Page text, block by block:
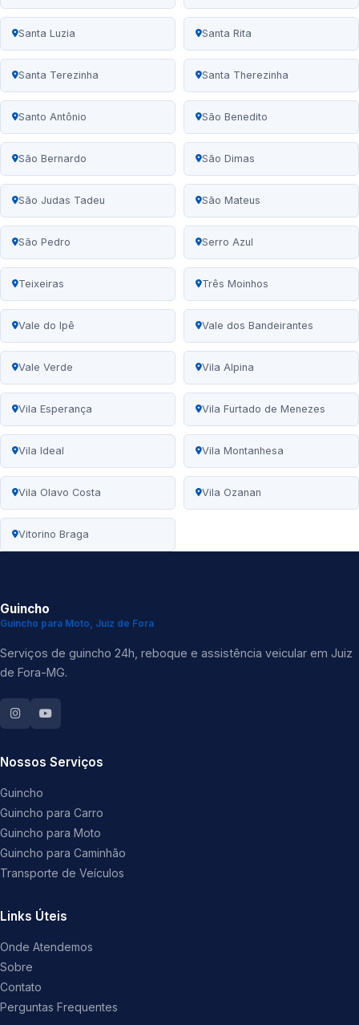
Santa Luzia Santa Rita
Santa Terezinha Santa Therezinha
Santo Antônio São Benedito
São Bernardo São Dimas
São Judas Tadeu São Mateus
São Pedro Serro Azul
Teixeiras Três Moinhos
Vale do Ipê Vale dos Bandeirantes
Vale Verde Vila Alpina
Vila Esperança Vila Furtado de Menezes
Vila Ideal Vila Montanhesa
Vila Olavo Costa Vila Ozanan
Vitorino Braga
Guincho
Guincho para Moto, Juiz de Fora
Serviços de guincho 24h, reboque e assistência veicular em Juiz
de Fora-MG.
Nossos Serviços
Guincho
Guincho para Carro
Guincho para Moto
Guincho para Caminhão
Transporte de Veículos
Links Úteis
Onde Atendemos
Sobre
Contato
Perguntas Frequentes